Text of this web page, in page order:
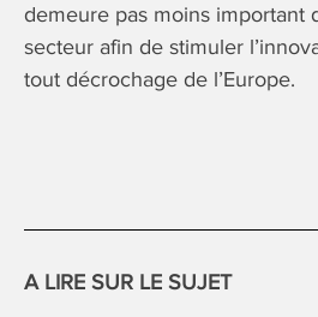
demeure pas moins important
secteur afin de stimuler
tout décrochage de l’Europe.
A LIRE SUR LE SUJET